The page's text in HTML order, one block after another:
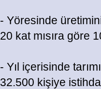
- Yöresinde
20 kat mısıra göre
- Yıl içerisinde
32.500 kişiye